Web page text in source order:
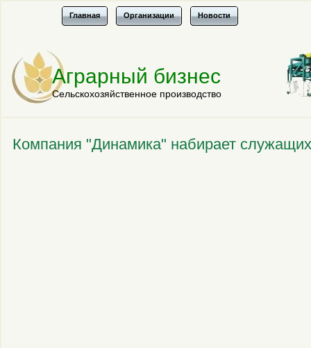
Главная Организации Новости
Аграрный бизнес
Сельскохозяйственное производство
Компания "Динамика" набирает служащих